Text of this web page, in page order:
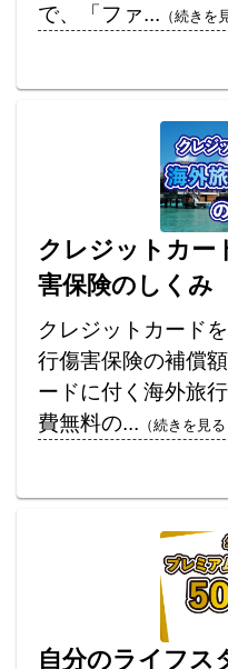
で、「ファ... （続きを
クレジットカー
害保険のしくみ
クレジットカード
行傷害保険の補償
ードに付く海外旅
費無料の... （続きを見る
自分のライフス